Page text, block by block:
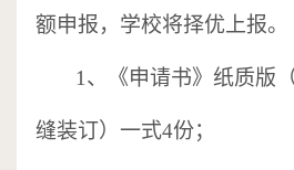
额申报，学校将择优上报。
1、 《申请书》纸质版（
缝装订）一式4份；